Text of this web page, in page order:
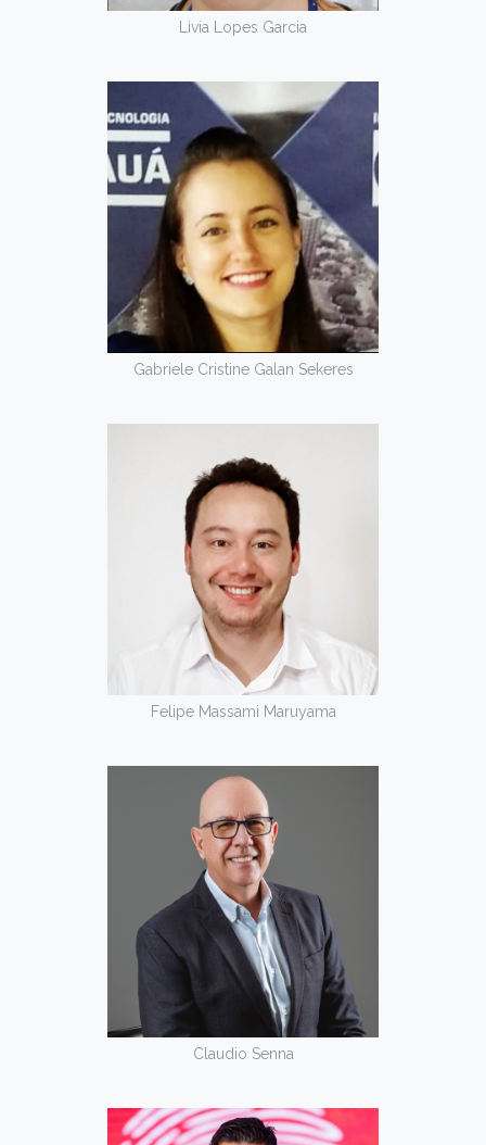
Livia Lopes Garcia
Gabriele Cristine Galan Sekeres
Felipe Massami Maruyama
Claudio Senna